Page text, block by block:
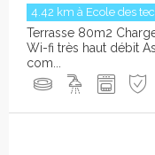
4.42 km à Ecole des
Terrasse 80m2
Wi-fi très haut débit
com...